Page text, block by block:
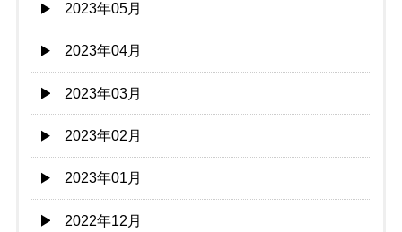
2023年05月
2023年04月
2023年03月
2023年02月
2023年01月
2022年12月